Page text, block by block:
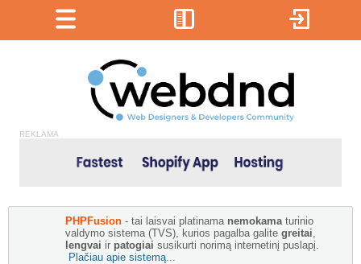
REKLAMA
PHPFusion - tai laisvai platinama nemokama turinio
valdymo sistema (TVS), kurios pagalba galite greitai
lengvai ir patogiai susikurti norimą internetinį puslapį.
Plačiau apie sistemą...